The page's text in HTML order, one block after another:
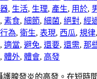
, 生活, 生理, 產生, 用於,
, 素食, 細節, 細菌, 絕對, 經
行為, 衛生, 表現, 西瓜, 規律,
, 適當, 避免, 還要, 還需, 那
, 體外, 體會, 高發
護腺發炎的高發。在短